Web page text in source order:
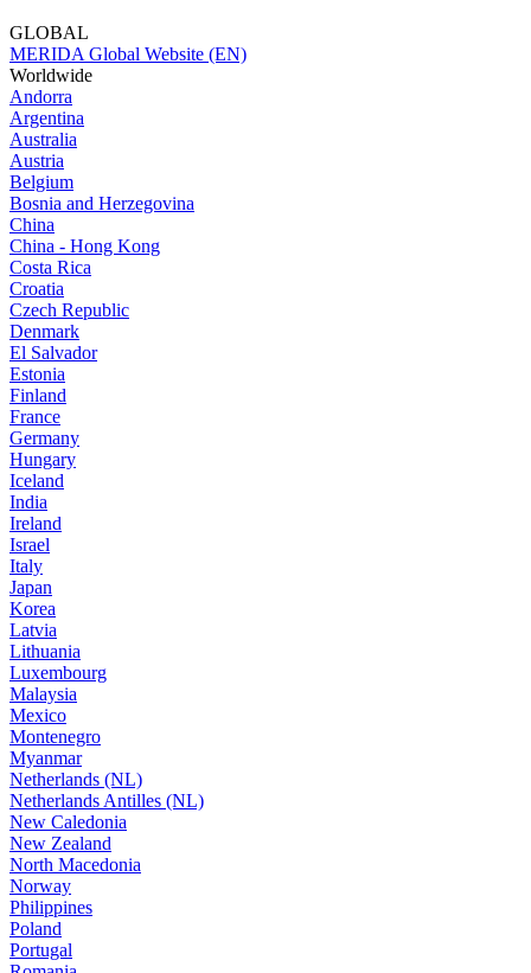
GLOBAL
MERIDA Global Website (EN)
Worldwide
Andorra
Argentina
Australia
Austria
Belgium
Bosnia and Herzegovina
China
China - Hong Kong
Costa Rica
Croatia
Czech Republic
Denmark
El Salvador
Estonia
Finland
France
Germany
Hungary
Iceland
India
Ireland
Israel
Italy
Japan
Korea
Latvia
Lithuania
Luxembourg
Malaysia
Mexico
Montenegro
Myanmar
Netherlands (NL)
Netherlands Antilles (NL)
New Caledonia
New Zealand
North Macedonia
Norway
Philippines
Poland
Portugal